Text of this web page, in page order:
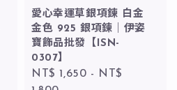
愛心幸運草銀項鍊 白金
金色 925 銀項鍊｜伊姿
寶飾品批發【ISN-
0307】
Regular
NT$ 1,650 -
NT$